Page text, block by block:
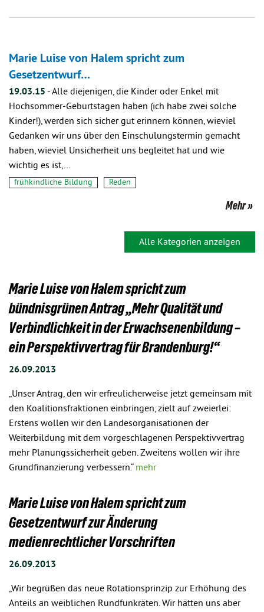
Marie Luise von Halem spricht zum
Gesetzentwurf…
19.03.15 -Alle diejenigen, die Kinder oder Enkel mit
Hochsommer-Geburtstagen haben (ich habe zwei solche
Kinder!), werden sich sicher gut erinnern können, wieviel
Gedanken wir uns über den Einschulungstermin gemacht
haben, wieviel Unsicherheit uns begleitet hat und wie
wichtig es ist,…
frühkindliche Bildung Reden
Mehr
Alle Kategorien anzeigen
Marie Luise von Halem spricht zum
bündnisgrünen Antrag „Mehr Qualität und
Verbindlichkeit in der Erwachsenenbildung –
ein Perspektivvertrag für Brandenburg!“
26.09.2013
„Unser Antrag, den wir erfreulicherweise jetzt gemeinsam mit
den Koalitionsfraktionen einbringen, zielt auf zweierlei:
Erstens wollen wir den Landesorganisationen der
Weiterbildung mit dem vorgeschlagenen Perspektivvertrag
mehr Planungssicherheit geben. Zweitens wollen wir ihre
Grundfinanzierung verbessern.“ mehr
Marie Luise von Halem spricht zum
Gesetzentwurf zur Änderung
medienrechtlicher Vorschriften
26.09.2013
„Wir begrüßen das neue Rotationsprinzip zur Erhöhung des
Anteils an weiblichen Rundfunkräten. Wir hätten uns aber